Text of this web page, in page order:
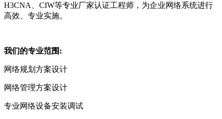
H3CNA、CIW等专业厂家认证工程师，为企业网络系统进行
高效、专业实施。
我们的专业范围:
网络规划方案设计
网络管理方案设计
专业网络设备安装调试